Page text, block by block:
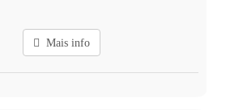
Mais info